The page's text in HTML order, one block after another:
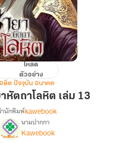
โหลด
ตัวอย่าง
อดีต ปัจจุบัน อนาคต
หัตถาโลหิต เล่ม 13
เรื่อง
ยอด
นักพิมพ์kawebook
นามปากกา
Kawebook